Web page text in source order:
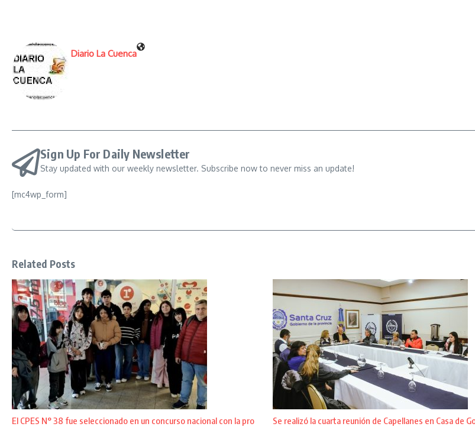
Diario La Cuenca
Sign Up For Daily Newsletter
Stay updated with our weekly newsletter. Subscribe now to never miss an update!
[mc4wp_form]
Related Posts
El CPES N° 38 fue seleccionado en un concurso nacional con la pro
Se realizó la cuarta reunión de Capellanes en Casa de